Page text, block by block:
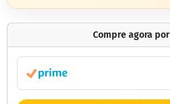
Compre agora por